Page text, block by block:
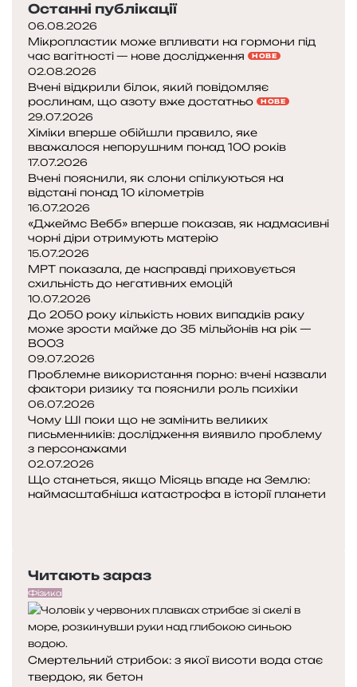
ч
е
н
і
н
а
з
в
л
и
ф
а
к
т
о
р
и
з
и
к
у
т
а
о
я
с
р
о
л
ь
п
с
и
в
а
т
и
я
н
а
б
л
и
з
ь
к
и
х
:
щ
о
р
а
д
я
т
ь
п
с
и
х
о
Останні публікації
06.08.2026
Мікропластик може впливати на гормони під
час вагітності — нове дослідження
НОВЕ
02.08.2026
Вчені відкрили білок, який повідомляє
рослинам, що азоту вже достатньо
НОВЕ
29.07.2026
Хіміки вперше обійшли правило, яке
вважалося непорушним понад 100 років
17.07.2026
Вчені пояснили, як слони спілкуються на
відстані понад 10 кілометрів
16.07.2026
«Джеймс Вебб» вперше показав, як надмасивні
чорні діри отримують матерію
15.07.2026
МРТ показала, де насправді приховується
схильність до негативних емоцій
10.07.2026
До 2050 року кількість нових випадків раку
може зрости майже до 35 мільйонів на рік —
ВООЗ
09.07.2026
Проблемне використання порно: вчені назвали
фактори ризику та пояснили роль психіки
06.07.2026
Чому ШІ поки що не замінить великих
письменників: дослідження виявило проблему
з персонажами
02.07.2026
Що станеться, якщо Місяць впаде на Землю:
наймасштабніша катастрофа в історії планети
р
е
д
н
я
с
т
т
у
п
н
а
с
т
Читають зараз
Фізика
Смертельний стрибок: з якої висоти вода стає
твердою, як бетон